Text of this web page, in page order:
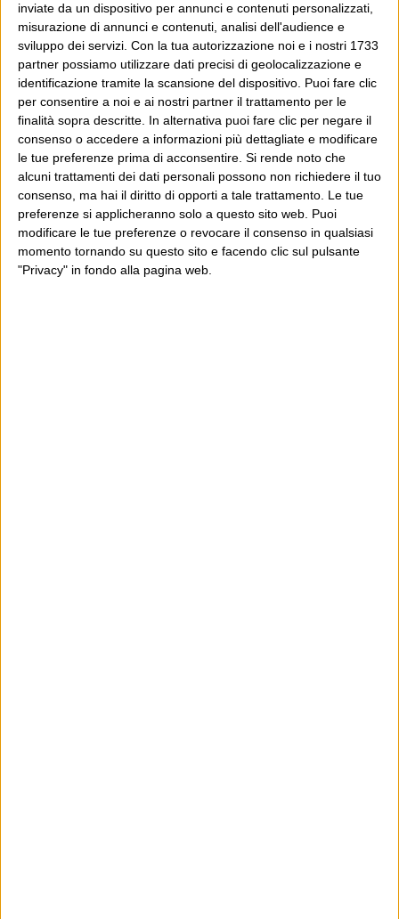
inviate da un dispositivo per annunci e contenuti personalizzati,
misurazione di annunci e contenuti, analisi dell'audience e
sviluppo dei servizi. Con la tua autorizzazione noi e i nostri 1733
partner possiamo utilizzare dati precisi di geolocalizzazione e
identificazione tramite la scansione del dispositivo. Puoi fare clic
per consentire a noi e ai nostri partner il trattamento per le
finalità sopra descritte. In alternativa puoi fare clic per negare il
consenso o accedere a informazioni più dettagliate e modificare
le tue preferenze prima di acconsentire. Si rende noto che
alcuni trattamenti dei dati personali possono non richiedere il tuo
consenso, ma hai il diritto di opporti a tale trattamento. Le tue
preferenze si applicheranno solo a questo sito web. Puoi
modificare le tue preferenze o revocare il consenso in qualsiasi
momento tornando su questo sito e facendo clic sul pulsante
"Privacy" in fondo alla pagina web.
capisce perché. C’è in giro – speculare all’incoscienza di
molti – un bisogno di rassicurare le proprie ansie
facendosi sbirri con gli altri. La violenza e
generalizzazione di alcune aggressioni contro chi in
questi giorni ha cercato di tornare a casa hanno travolto
insieme sia gli scriteriati – che ci sono eccome – che le
persone di cui è molto facile immaginare l’impossibilità
di rimanere distanti dalle proprie famiglie, dalle persone
da curare o accudire, figli, eccetera. Mettersi nei panni,
andrebbe fatto più spesso, mentre si è al sicuro a casa
propria.